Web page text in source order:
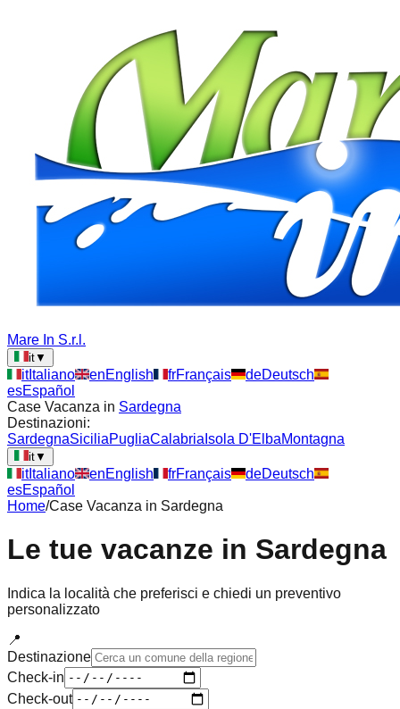
Mare In S.r.l.
it▼
itItaliano enEnglish frFrançais deDeutsch
esEspañol
Case Vacanza in Sardegna
Destinazioni:
SardegnaSiciliaPugliaCalabria Isola D'ElbaMontagna
it▼
itItaliano enEnglish frFrançais deDeutsch
esEspañol
Home/Case Vacanza in Sardegna
Le tue vacanze in Sardegna
Indica la località che preferisci e chiedi un preventivo
personalizzato
📍
Destinazione
Check-in
Check-out